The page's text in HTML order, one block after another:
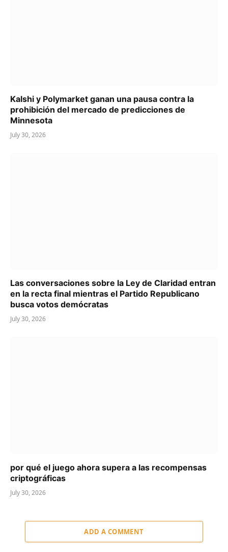
Kalshi y Polymarket ganan una pausa contra la
prohibición del mercado de predicciones de
Minnesota
July 30, 2026
Las conversaciones sobre la Ley de Claridad entran
en la recta final mientras el Partido Republicano
busca votos demócratas
July 30, 2026
por qué el juego ahora supera a las recompensas
criptográficas
July 30, 2026
ADD A COMMENT